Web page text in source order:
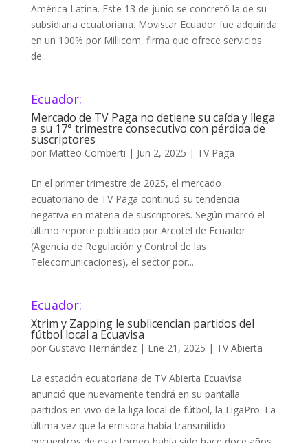
América Latina. Este 13 de junio se concretó la de su
subsidiaria ecuatoriana. Movistar Ecuador fue adquirida
en un 100% por Millicom, firma que ofrece servicios
de...
Ecuador:
Mercado de TV Paga no detiene su caída y llega
a su 17° trimestre consecutivo con pérdida de
suscriptores
por Matteo Comberti | Jun 2, 2025 | TV Paga
En el primer trimestre de 2025, el mercado
ecuatoriano de TV Paga continuó su tendencia
negativa en materia de suscriptores. Según marcó el
último reporte publicado por Arcotel de Ecuador
(Agencia de Regulación y Control de las
Telecomunicaciones), el sector por...
Ecuador:
Xtrim y Zapping le sublicencian partidos del
fútbol local a Ecuavisa
por Gustavo Hernández| Ene 21, 2025 | TV Abierta
La estación ecuatoriana de TV Abierta Ecuavisa
anunció que nuevamente tendrá en su pantalla
partidos en vivo de la liga local de fútbol, la LigaPro. La
última vez que la emisora había transmitido